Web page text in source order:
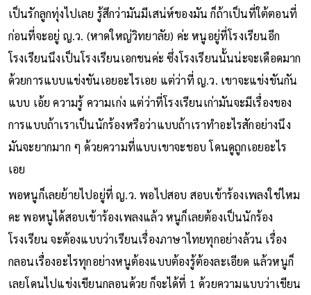
เป็นรักลูกทุ่งไปเลย รู้สึกว่ามันมีเสน่ห์ของมัน ก็ถ้าเป็นที่ใต้ตอนที่
ก่อนที่จะอยู่ ญ.ว. (หาดใหญ่วิทยาลัย) ค่ะ หนูอยู่ที่โรงเรียนอีก
โรงเรียนนึงเป็นโรงเรียนเอกชนค่ะ ซึ่งโรงเรียนนั้นน่ะจะเดือดมาก
ด้วยการแบบแข่งขันเอยอะไรเอย แต่ว่าที่ ญ.ว. เขาจะแข่งขันกัน
แบบ เอ้ย ความรู้ ความเก่ง แต่ว่าที่โรงเรียนเก่ามันจะมีเรื่องของ
การแบบถ้าเราเป็นนักร้องหรือว่าแบบถ้าเราทำอะไรสักอย่างนึง
มันจะยากมาก ๆ ด้วยความที่แบบเขาจะชอบ โดนดูถูกเอยอะไร
เอย
พอหนูก็เลยย้ายไปอยู่ที่ ญ.ว. พอไปสอบ สอบเข้าร้องเพลงใช่ไหม
คะ พอหนูได้สอบเข้าร้องเพลงแล้ว หนูก็เลยต้องเป็นนักร้อง
โรงเรียน จะต้องแบบว่าเรียนเรื่องภาษาไทยทุกอย่างล้วน เรื่อง
กลอนเรื่องอะไรทุกอย่างหนูต้องแบบต้องรู้ต้องละเอียด แล้วหนูก็
เลยโดนไปแข่งเขียนกลอนด้วย ก็จะได้ที่ 1 ด้วยความแบบว่าเขียน